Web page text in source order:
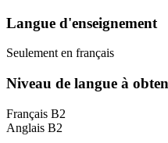
Langue d'enseignement
Seulement en français
Niveau de langue à
Français B2
Anglais B2